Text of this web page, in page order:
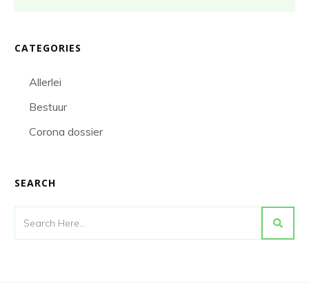
CATEGORIES
Allerlei
Bestuur
Corona dossier
SEARCH